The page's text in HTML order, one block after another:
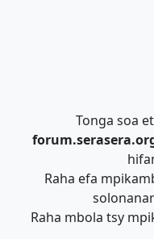
Tonga soa
Raha efa
Raha mbola tsy